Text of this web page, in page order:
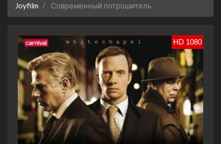
Joyfilm Современный потрошитель
HD 1080